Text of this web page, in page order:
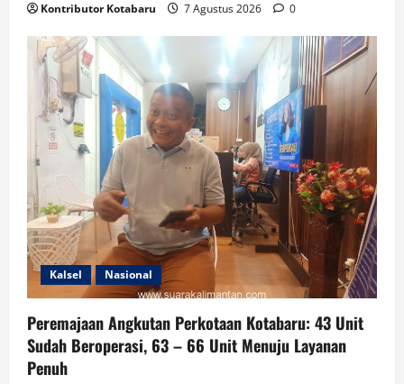
Kontributor Kotabaru 7 Agustus 2026 0
Kalsel Nasional
Peremajaan Angkutan Perkotaan Kotabaru: 43 Unit
Sudah Beroperasi, 63 – 66 Unit Menuju Layanan
Penuh